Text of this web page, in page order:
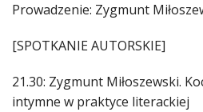
Prowadzenie: Zygmunt
[SPOTKANIE AUTORSKIE]
21.30: Zygmunt Miłoszewski.
intymne w praktyce literackiej